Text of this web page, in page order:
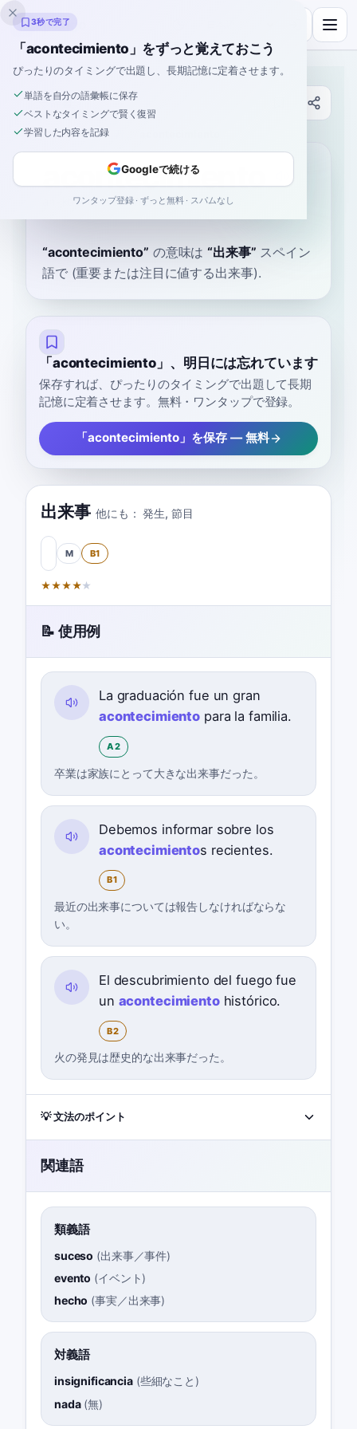
Inklingo
辞書
ホーム›スペイン語
acontecimiento
ah-kon-te-see-MYEN-toh akontesiˈmjento
“acontecimiento” の意味は “出来事” スペイン
語で(重要または注目に値する出来事).
「acontecimiento」、明日には忘れています
保存すれば、ぴったりのタイミングで出題して長期
記憶に定着させます。無料・ワンタップで登録。
「acontecimiento」を保存 — 無料
出来事 他にも： 発生, 節目
M B1
★★★★★
📝 使用例
La graduación fue un gran
acontecimiento para la familia.
A2
卒業は家族にとって大きな出来事だった。
Debemos informar sobre los
acontecimientos recientes.
B1
最近の出来事については報告しなければならな
い。
El descubrimiento del fuego fue
un acontecimientohistórico.
B2
火の発見は歴史的な出来事だった。
💡 文法のポイント
関連語
類義語
suceso (出来事／事件)
evento (イベント)
hecho (事実／出来事)
対義語
insignificancia (些細なこと )
nada(無)
3秒で完了
「acontecimiento」をずっと覚えておこう
ぴったりのタイミングで出題し、長期記憶に定着させます。
単語を自分の語彙帳に保存
ベストなタイミングで賢く復習
学習した内容を記録
Googleで続ける
ワンタップ登録 · ずっと無料 · スパムなし